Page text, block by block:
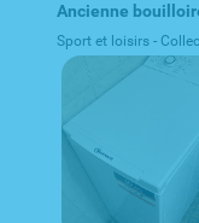
Sport et loisirs -